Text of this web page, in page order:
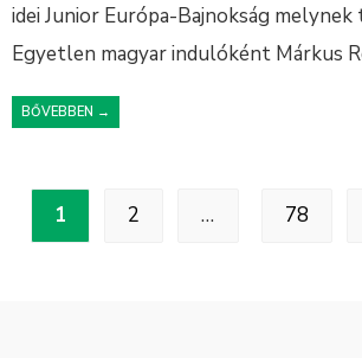
idei Junior Európa-Bajnokság melynek
Egyetlen magyar indulóként Márkus
BŐVEBBEN →
1 2 … 78